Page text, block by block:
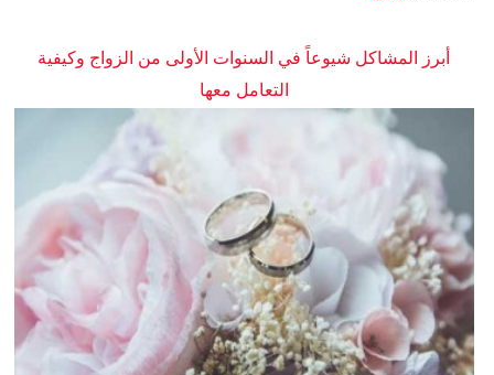
أبرز المشاكل شيوعاً في السنوات الأولى من الزواج وكيفية
التعامل معها